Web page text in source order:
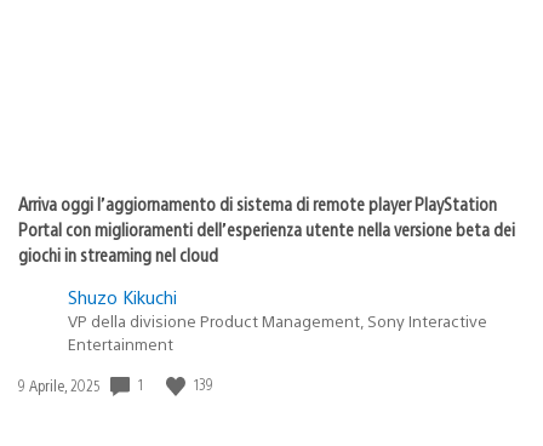
Arriva oggi l’aggiornamento di sistema di remote player PlayStation
Portal con miglioramenti dell’esperienza utente nella versione beta dei
giochi in streaming nel cloud
Shuzo Kikuchi
VP della divisione Product Management, Sony Interactive
Entertainment
Data
9 Aprile, 2025 1 139